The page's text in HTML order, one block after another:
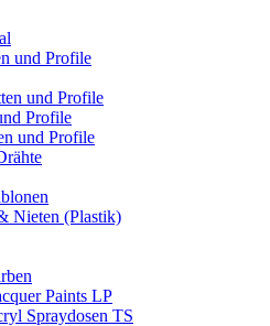
und Profile
und Profile
Profile
und Profile
Nieten (Plastik)
Paints LP
Spraydosen TS